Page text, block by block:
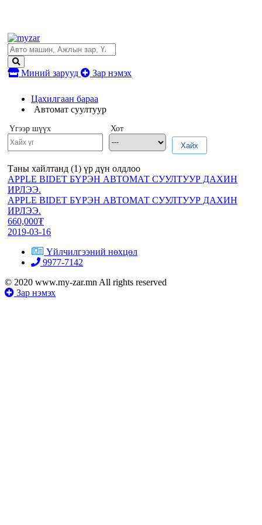
Миний зарууд Зар нэмэх
Цахилгаан бараа
Автомат суултуур
Үгээр шүүх
Хот
Хайх
Таны хайлтанд (1) үр дүн олдлоо
APPLE BIDET БҮРЭН АВТОМАТ СУУЛТУУР ДАХИН
ИРЛЭЭ.
APPLE BIDET БҮРЭН АВТОМАТ СУУЛТУУР ДАХИН
ИРЛЭЭ.
660,000₮
2019-03-16
Үйлчилгээний нөхцөл
9977-7142
© 2020 www.my-zar.mn All rights reserved
Зар нэмэх